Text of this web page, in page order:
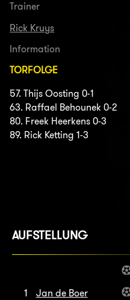
Trainer
Rick Kruys
Information
TORFOLGE
57. Thijs Oosting 0-1
63. Raffael Behounek 0-2
80. Freek Heerkens 0-3
89. Rick Ketting 1-3
AUFSTELLUNG
1 Jan de Boer